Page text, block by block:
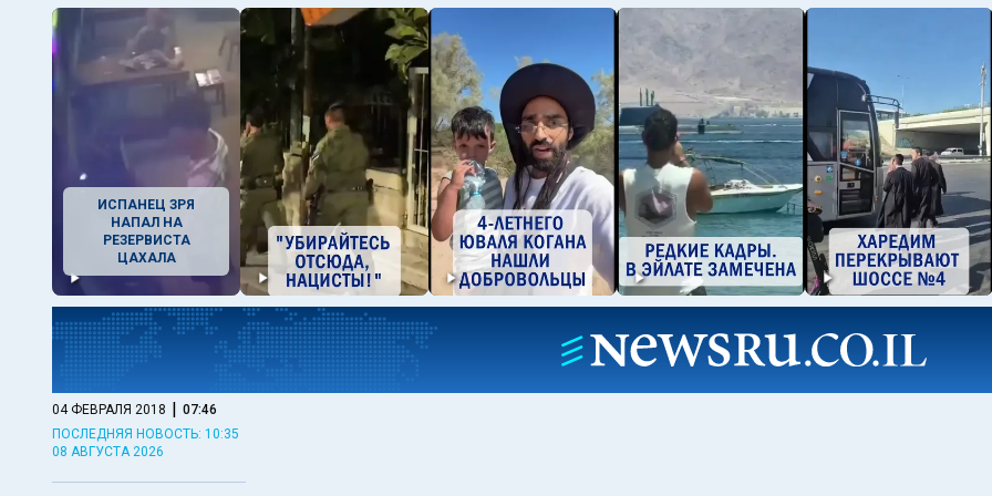
ИСПАНЕЦ ЗРЯ
НАПАЛ НА
РЕЗЕРВИСТА
ЦАХАЛА
04 ФЕВРАЛЯ 2018 | 07:46
ПОСЛЕДНЯЯ НОВОСТЬ: 10:35
08 АВГУСТА 2026